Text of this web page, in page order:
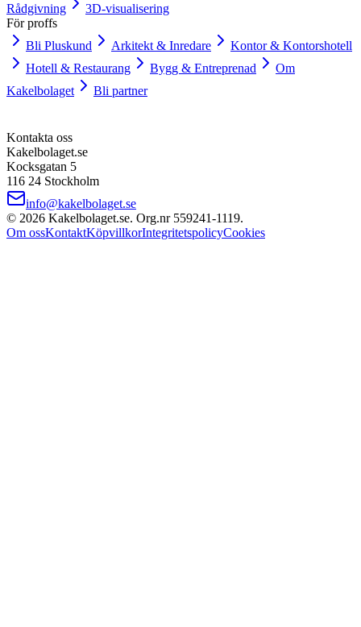
Rådgivning
3D-visualisering
För proffs
Bli Pluskund
Arkitekt & Inredare
Kontor & Kontorshotell
Hotell & Restaurang
Bygg & Entreprenad
Om
Kakelbolaget
Bli partner
Kontakta oss
Kakelbolaget.se
Kocksgatan 5
116 24 Stockholm
info@kakelbolaget.se
© 2026 Kakelbolaget.se. Org.nr 559241‑1119.
Om ossKontaktKöpvillkorIntegritetspolicyCookies